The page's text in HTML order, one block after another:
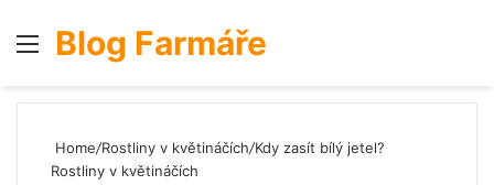
Menu
Blog Farmáře
Home/Rostliny v květináčích/Kdy zasít bílý jetel?
Rostliny v květináčích